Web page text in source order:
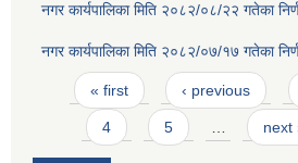
नगर कार्यपालिका मिति २०८२/०८/२२ गतेका
नगर कार्यपालिका मिति २०८२/०७/१७ गतेका
Pages
« first ‹ previous
4 5 … next